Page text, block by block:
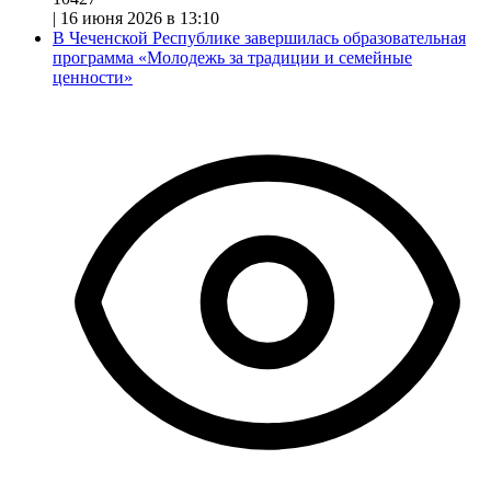
| 16 июня 2026 в 13:10
В Чеченской Республике завершилась образовательная
программа «Молодежь за традиции и семейные
ценности»